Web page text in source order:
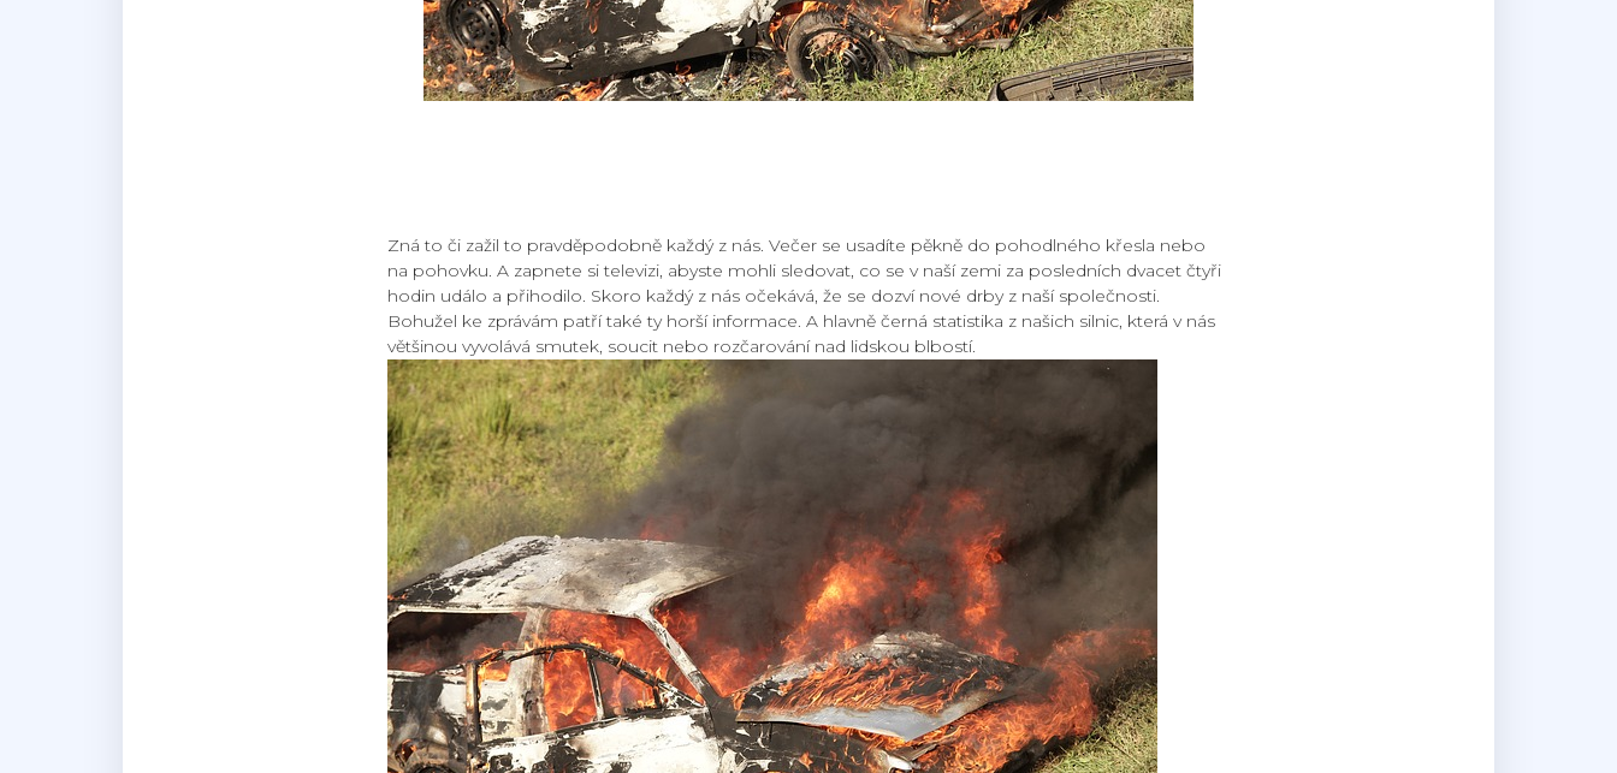
Zná to či zažil to pravděpodobně každý z nás. Večer se usadíte pěkně do pohodlného křesla nebo
na pohovku. A zapnete si televizi, abyste mohli sledovat, co se v naší zemi za posledních dvacet čtyři
hodin událo a přihodilo. Skoro každý z nás očekává, že se dozví nové drby z naší společnosti.
Bohužel ke zprávám patří také ty horší informace. A hlavně černá statistika z našich silnic, která v nás
většinou vyvolává smutek, soucit nebo rozčarování nad lidskou blbostí.